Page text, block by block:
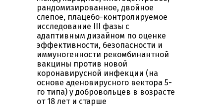
рандомизированное, двойное
слепое, плацебо-контролируемое
исследование III фазы с
адаптивным дизайном по оценке
эффективности, безопасности и
иммуногенности рекомбинантной
вакцины против новой
коронавирусной инфекции (на
основе аденовирусного вектора 5-
го типа) у добровольцев в возрасте
от 18 лет и старше